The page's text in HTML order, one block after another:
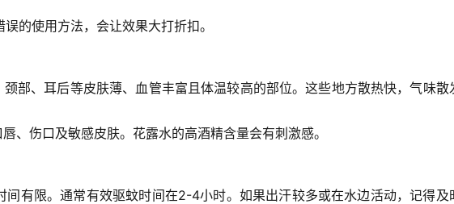
的使用方法，会让效果大打折扣。
颈部、耳后等皮肤薄、血管丰富且体温较高的部位。这些地方散热快，气味散
、伤口及敏感皮肤。花露水的高酒精含量会有刺激感。
间有限。通常有效驱蚊时间在2-4小时。如果出汗较多或在水边活动，记得及